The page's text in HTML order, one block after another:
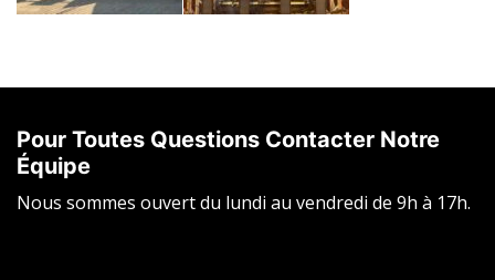
Pour Toutes Questions Contacter Notre
Équipe
Nous sommes ouvert du lundi au vendredi de 9h à 17h.